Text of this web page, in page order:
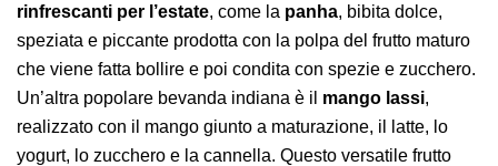
rinfrescanti per l’estate, come la panha, bibita dolce,
speziata e piccante prodotta con la polpa del frutto maturo
che viene fatta bollire e poi condita con spezie e zucchero.
Un’altra popolare bevanda indiana è il mango lassi,
realizzato con il mango giunto a maturazione, il latte, lo
yogurt, lo zucchero e la cannella. Questo versatile frutto